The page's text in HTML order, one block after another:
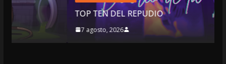
TOP TEN DEL REPUDIO
7 agosto, 2026